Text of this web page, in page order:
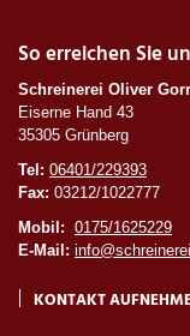
So erreichen Sie
Schreinerei Oliver Gorr
Eiserne Hand 43
35305 Grünberg
Tel: 06401/229393
Fax: 03212/1022777
Mobil: 0175/1625229
E-Mail:
KONTAKT